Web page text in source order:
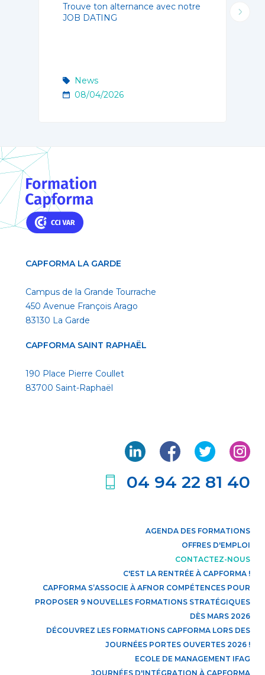
Trouve ton alternance avec notre
JOB DATING
News
08/04/2026
CAPFORMA LA GARDE
Campus de la Grande Tourrache
450 Avenue François Arago
83130 La Garde
CAPFORMA SAINT RAPHAËL
190 Place Pierre Coullet
83700 Saint-Raphaël
04 94 22 81 40
AGENDA DES FORMATIONS
OFFRES D'EMPLOI
CONTACTEZ-NOUS
C'EST LA RENTRÉE À CAPFORMA !
CAPFORMA S’ASSOCIE À AFNOR COMPÉTENCES POUR
PROPOSER 9 NOUVELLES FORMATIONS STRATÉGIQUES
DÈS MARS 2026
DÉCOUVREZ LES FORMATIONS CAPFORMA LORS DES
JOURNÉES PORTES OUVERTES 2026 !
ECOLE DE MANAGEMENT IFAG
JOURNÉES D'INTÉGRATION À CAPFORMA